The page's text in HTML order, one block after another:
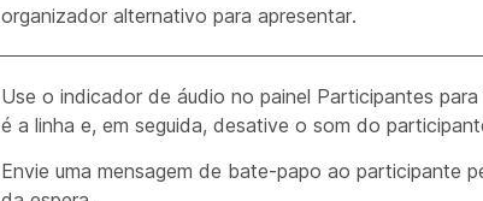
organizador alternativo para apresentar.
Use o indicador de áudio no painel Participantes
é a linha e, em seguida, desative o som do
Envie uma mensagem de bate-papo ao participante